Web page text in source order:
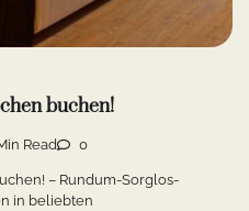
buchen!
Read 0
– Rundum-Sorglos-
in beliebten